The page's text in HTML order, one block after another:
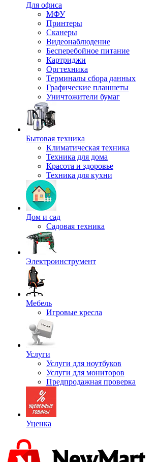
Для офиса
МФУ
Принтеры
Сканеры
Видеонаблюдение
Бесперебойное питание
Картриджи
Оргтехника
Терминалы сбора данных
Графические планшеты
Уничтожители бумаг
Бытовая техника
Климатическая техника
Техника для дома
Красота и здоровье
Техника для кухни
Дом и сад
Садовая техника
Электроинструмент
Мебель
Игровые кресла
Услуги
Услуги для ноутбуков
Услуги для мониторов
Предпродажная проверка
Уценка